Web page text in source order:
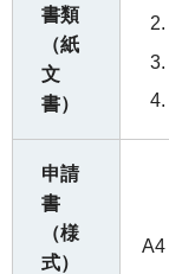
書類
（紙
文
書）
申請
書
（様
式）
A4